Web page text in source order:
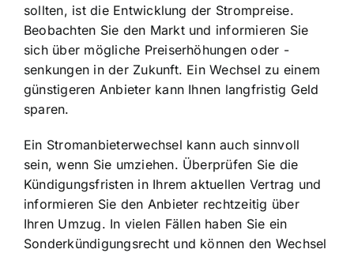
sollten, ist die Entwicklung der Strompreise.
Beobachten Sie den Markt und informieren Sie
sich über mögliche Preiserhöhungen oder -
senkungen in der Zukunft. Ein Wechsel zu einem
günstigeren Anbieter kann Ihnen langfristig Geld
sparen.
Ein Stromanbieterwechsel kann auch sinnvoll
sein, wenn Sie umziehen. Überprüfen Sie die
Kündigungsfristen in Ihrem aktuellen Vertrag und
informieren Sie den Anbieter rechtzeitig über
Ihren Umzug. In vielen Fällen haben Sie ein
Sonderkündigungsrecht und können den Wechsel